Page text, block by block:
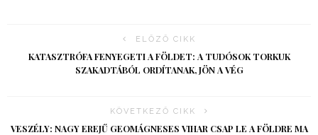
ELŐZŐ CIKK
KATASZTRÓFA FENYEGETI A FÖLDET: A TUDÓSOK TORKUK
SZAKADTÁBÓL ORDÍTANAK, JÖN A VÉG
KÖVETKEZŐ CIKK
VESZÉLY: NAGY EREJŰ GEOMÁGNESES VIHAR CSAP LE A FÖLDRE MA